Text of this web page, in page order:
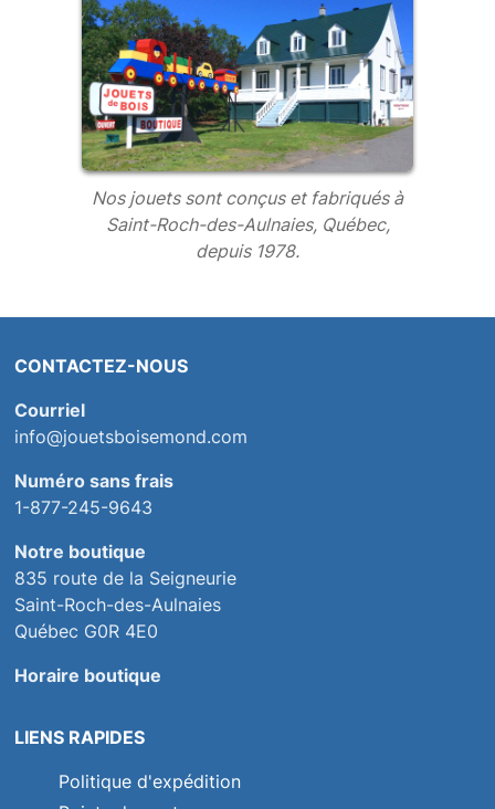
Nos jouets sont conçus et fabriqués à
Saint-Roch-des-Aulnaies, Québec,
depuis 1978.
CONTACTEZ-NOUS
Courriel
info@jouetsboisemond.com
Numéro sans frais
1-877-245-9643
Notre boutique
835 route de la Seigneurie
Saint-Roch-des-Aulnaies
Québec G0R 4E0
Horaire boutique
LIENS RAPIDES
Politique d'expédition